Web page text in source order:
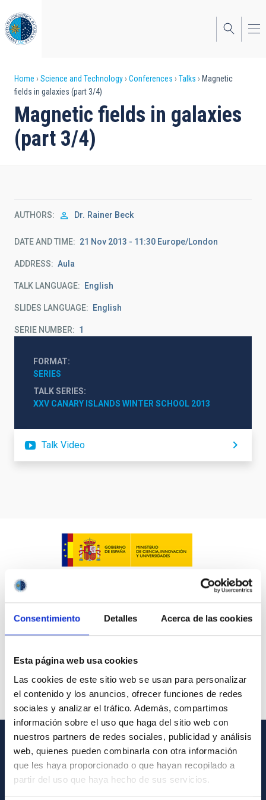
Consentimiento Detalles Acerca de las cookies
Esta página web usa cookies
Las cookies de este sitio web se usan para personalizar
el contenido y los anuncios, ofrecer funciones de redes
sociales y analizar el tráfico. Además, compartimos
información sobre el uso que haga del sitio web con
nuestros partners de redes sociales, publicidad y análisis
web, quienes pueden combinarla con otra información
que les haya proporcionado o que hayan recopilado a
partir del uso que haya hecho de sus servicios.
to
main
content
Breadcrumb
Home Science and Technology Conferences Talks
Magnetic
fields in galaxies (part 3/4)
Magnetic fields in galaxies
(part 3/4)
AUTHORS Dr. Rainer Beck
DATE AND TIME 21 Nov 2013 - 11:30 Europe/London
ADDRESS Aula
TALK LANGUAGE English
SLIDES LANGUAGE English
SERIE NUMBER 1
FORMAT
SERIES
TALK SERIES
XXV CANARY ISLANDS WINTER SCHOOL 2013
Talk Video
GENERAL INFORMATION
Contact